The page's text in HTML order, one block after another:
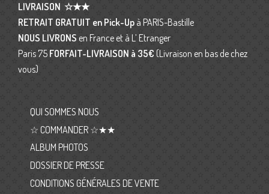
LIVRAISON ☆★★
RETRAIT GRATUIT en Pick-Up à PARIS-Bastille
NOUS LIVRONS en France et à L’ Etranger
Paris 75 FORFAIT-LIVRAISON à 35€ (Livraison en bas de chez
vous)
QUI SOMMES NOUS
☆ COMMANDER ☆★★
ALBUM PHOTOS
DOSSIER DE PRESSE
CONDITIONS GÉNÉRALES DE VENTE